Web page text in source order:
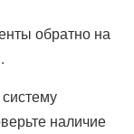
обратно на
наличие